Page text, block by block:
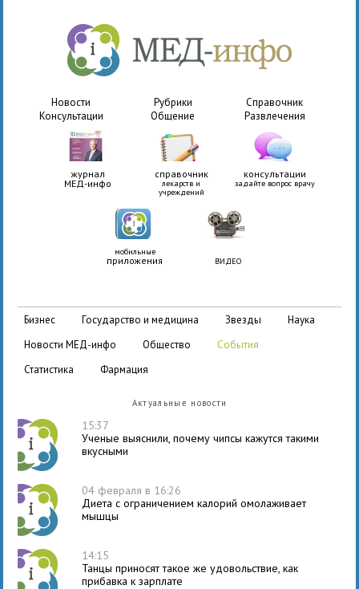
Новости Рубрики
Справочник
Консультации
Общение Развлечения
журнал
МЕД-инфо
справочник
лекарств и
учреждений
консультации
задайте вопрос врачу
мобильные
приложения ВИДЕО
бизнес государство и медицина звезды
наука
новости МЕД-инфо
общество
события
статистика
фармация
Актуальные новости
15:37
Ученые выяснили, почему чипсы кажутся такими
вкусными
04 февраля в 16:26
Диета с ограничением калорий омолаживает
мышцы
14:15
Танцы приносят такое же удовольствие, как
прибавка к зарплате